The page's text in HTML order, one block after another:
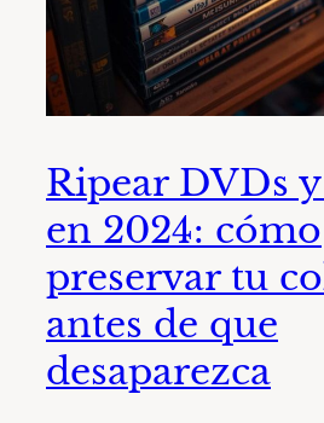
Ripear DVDs
en 2024: cómo
preservar tu
antes de que
desaparezca